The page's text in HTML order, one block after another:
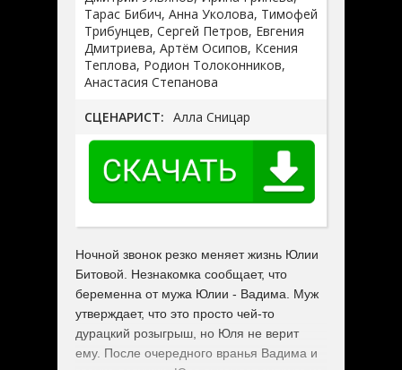
Тарас Бибич, Анна Уколова, Тимофей
Трибунцев, Сергей Петров, Евгения
Дмитриева, Артём Осипов, Ксения
Теплова, Родион Толоконников,
Анастасия Степанова
СЦЕНАРИСТ: Алла Сницар
Ночной звонок резко меняет жизнь Юлии
Битовой. Незнакомка сообщает, что
беременна от мужа Юлии - Вадима. Муж
утверждает, что это просто чей-то
дурацкий розыгрыш, но Юля не верит
ему. После очередного вранья Вадима и